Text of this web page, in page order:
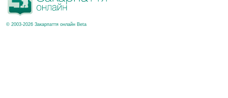
© 2003-2026 Закарпаття онлайн Beta